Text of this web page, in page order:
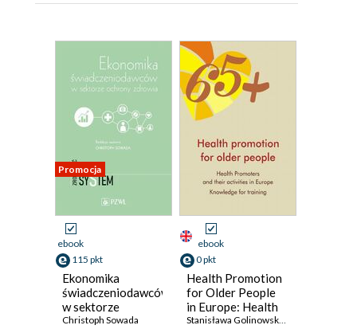
Promocja
ebook
115 pkt
Ekonomika
świadczeniodawców
w sektorze
ochrony zdrowia
Christoph Sowada
ebook
0 pkt
Health Promotion
for Older People
in Europe: Health
promoters and
Stanisława Golinowska,